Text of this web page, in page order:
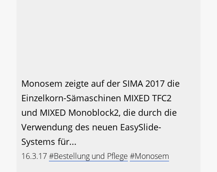
Monosem zeigte auf der SIMA 2017 die
Einzelkorn-Sämaschinen MIXED TFC2
und MIXED Monoblock2, die durch die
Verwendung des neuen EasySlide-
Systems für...
16.3.17#Bestellung und Pflege #Monosem